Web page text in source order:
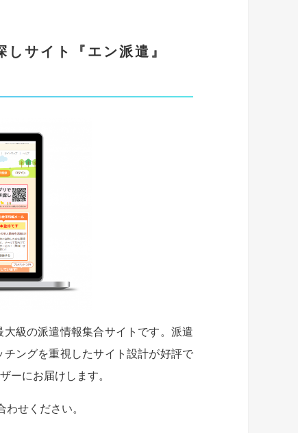
しサイト 『エン派遣』
級の派遣情報集合サイトです。派遣
ングを重視したサイト設計が好評で
ーにお届けします。
せください。